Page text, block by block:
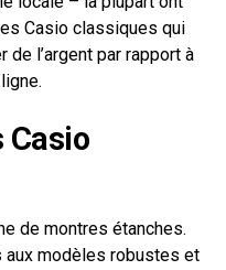
Casio classiques qui
l’argent par rapport à
Casio
de montres étanches.
modèles robustes et